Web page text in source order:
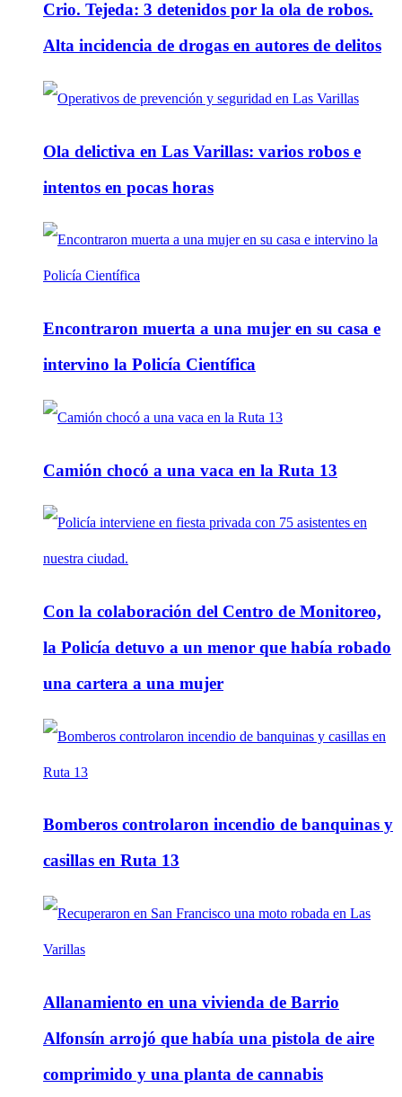
Crio. Tejeda: 3 detenidos por la ola de robos.
Alta incidencia de drogas en autores de delitos
Ola delictiva en Las Varillas: varios robos e
intentos en pocas horas
Encontraron muerta a una mujer en su casa e
intervino la Policía Científica
Camión chocó a una vaca en la Ruta 13
Con la colaboración del Centro de Monitoreo,
la Policía detuvo a un menor que había robado
una cartera a una mujer
Bomberos controlaron incendio de banquinas y
casillas en Ruta 13
Allanamiento en una vivienda de Barrio
Alfonsín arrojó que había una pistola de aire
comprimido y una planta de cannabis